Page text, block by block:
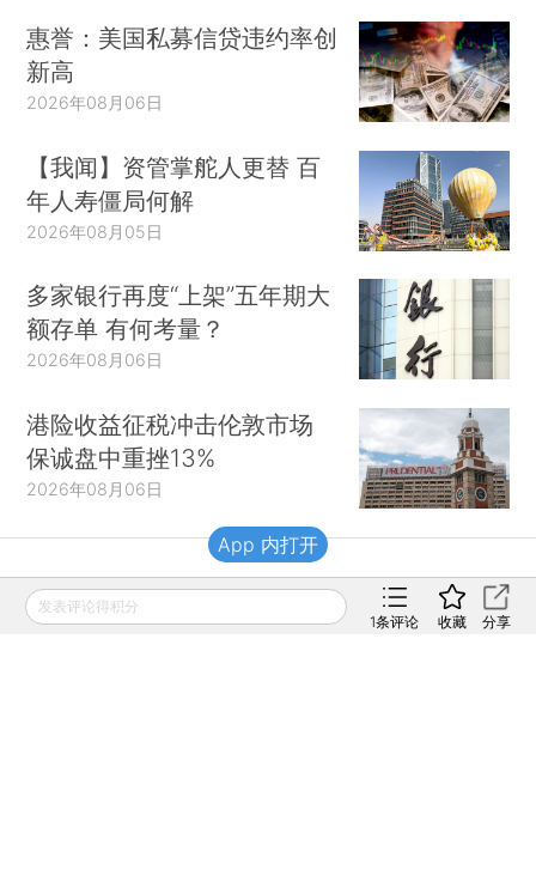
惠誉：美国私募信贷违约率创
新高
2026年08月06日
【我闻】资管掌舵人更替 百
年人寿僵局何解
2026年08月05日
多家银行再度“上架”五年期大
额存单 有何考量？
2026年08月06日
港险收益征税冲击伦敦市场
保诚盘中重挫13%
2026年08月06日
财新移动
发表评论得积分
1条评论 收藏 分享
App 内打开